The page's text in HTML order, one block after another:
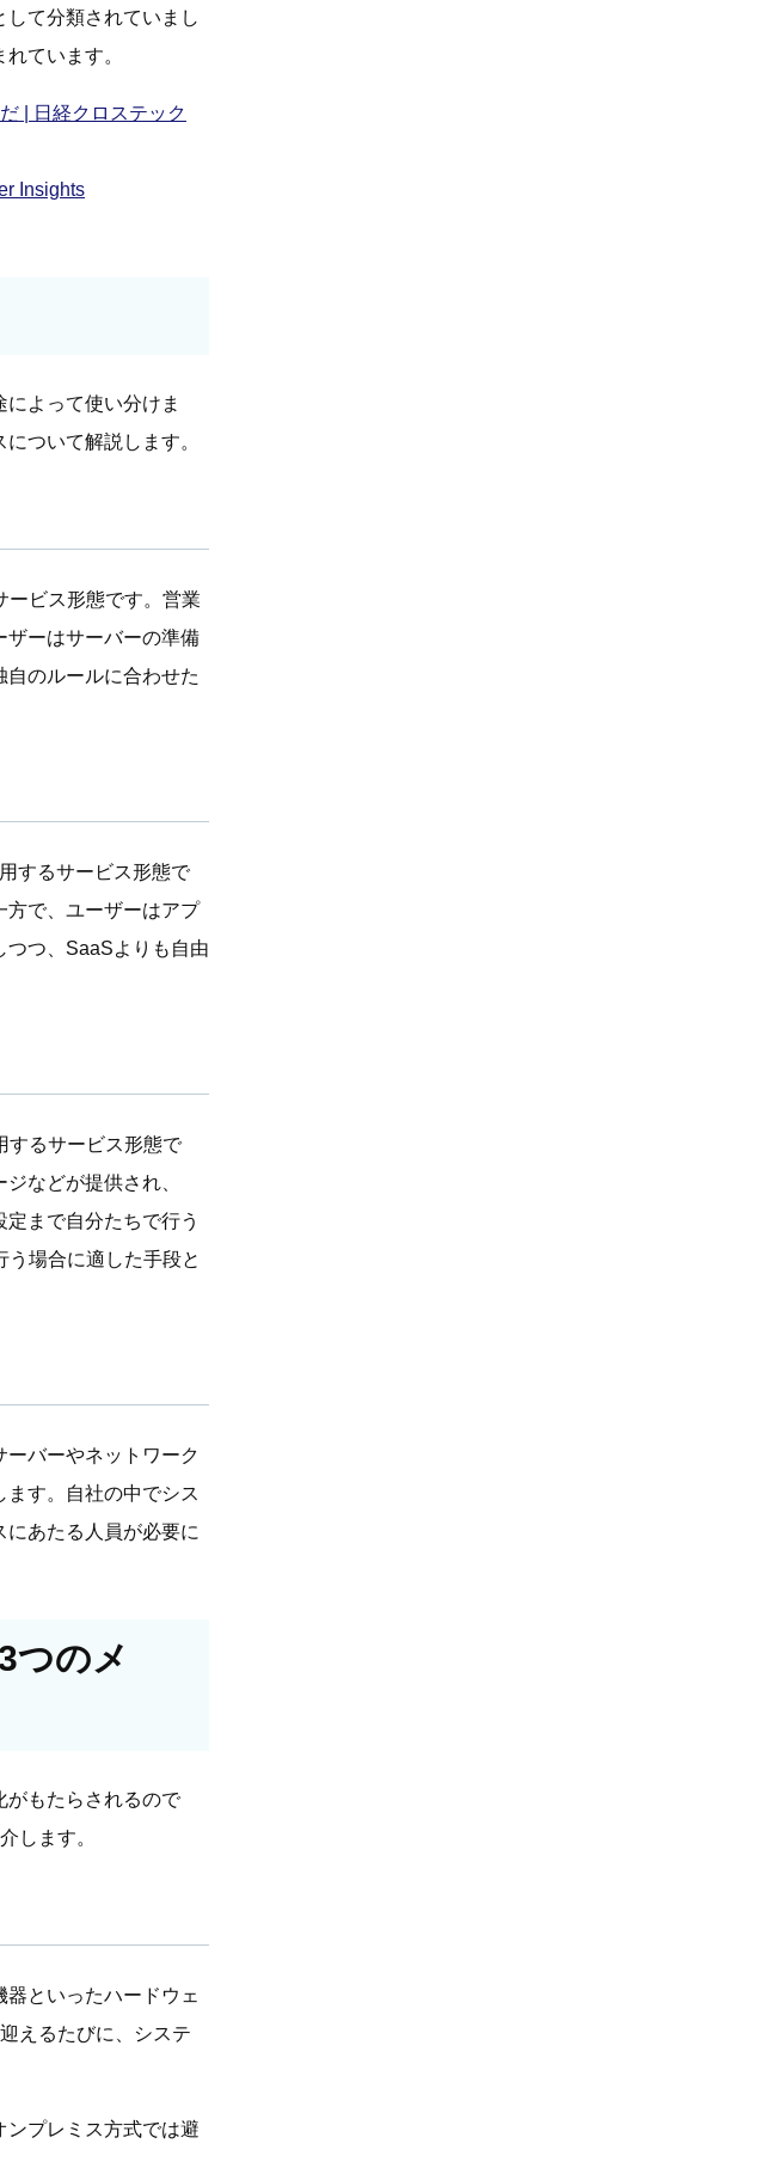
て分類されていまし
ています。
| 日経クロステック
Insights
よって使い分けま
ついて解説します。
ービス形態です。営業
ザーはサーバーの準備
のルールに合わせた
するサービス形態で
方で、ユーザーはアプ
つつ、SaaSよりも自由
するサービス形態で
などが提供され、
まで自分たちで行う
場合に適した手段と
バーやネットワーク
す。自社の中でシス
あたる人員が必要に
つのメ
がもたらされるので
します。
といったハードウェ
えるたびに、システ
ンプレミス方式では避